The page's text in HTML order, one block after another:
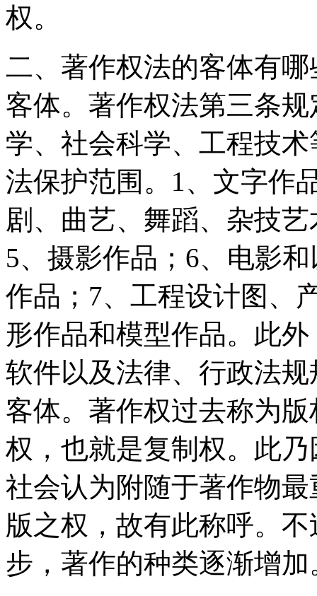
权。
二、著作权法的客体有
客体。著作权法第三条
学、社会科学、工程技
法保护范围。1、文字作
剧、曲艺、舞蹈、杂技
5、摄影作品；6、电影
作品；7、工程设计图、
形作品和模型作品。此
软件以及法律、行政法
客体。著作权过去称为
权，也就是复制权。此
社会认为附随于著作物
版之权，故有此称呼。
步，著作的种类逐渐增加